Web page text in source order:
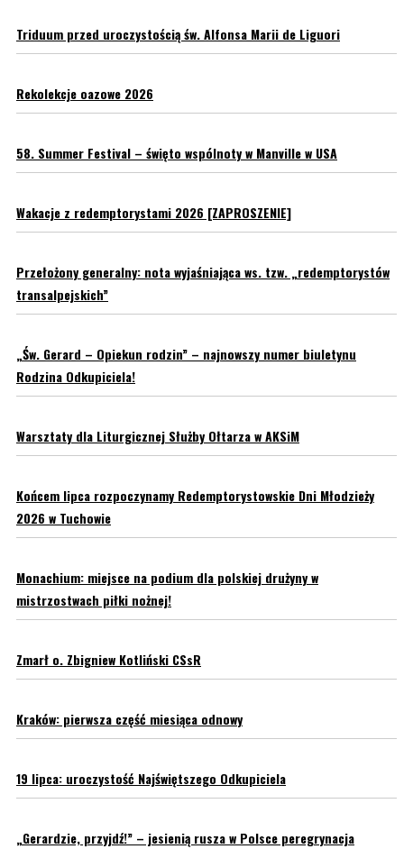
Triduum przed uroczystością św. Alfonsa Marii de Liguori
Rekolekcje oazowe 2026
58. Summer Festival – święto wspólnoty w Manville w USA
Wakacje z redemptorystami 2026 [ZAPROSZENIE]
Przełożony generalny: nota wyjaśniająca ws. tzw. „redemptorystów
transalpejskich”
„Św. Gerard – Opiekun rodzin” – najnowszy numer biuletynu
Rodzina Odkupiciela!
Warsztaty dla Liturgicznej Służby Ołtarza w AKSiM
Końcem lipca rozpoczynamy Redemptorystowskie Dni Młodzieży
2026 w Tuchowie
Monachium: miejsce na podium dla polskiej drużyny w
mistrzostwach piłki nożnej!
Zmarł o. Zbigniew Kotliński CSsR
Kraków: pierwsza część miesiąca odnowy
19 lipca: uroczystość Najświętszego Odkupiciela
„Gerardzie, przyjdź!” – jesienią rusza w Polsce peregrynacja